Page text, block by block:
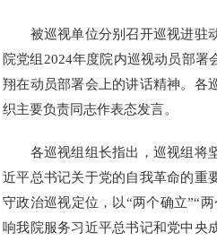
被巡视单位分别召开巡视进驻动
院党组2024年度院内巡视动员部
翔在动员部署会上的讲话精神。各
织主要负责同志作表态发言。
各巡视组组长指出，巡视组将坚
近平总书记关于党的自我革命的重
守政治巡视定位，以“两个确立”“
响我院服务习近平总书记和党中央